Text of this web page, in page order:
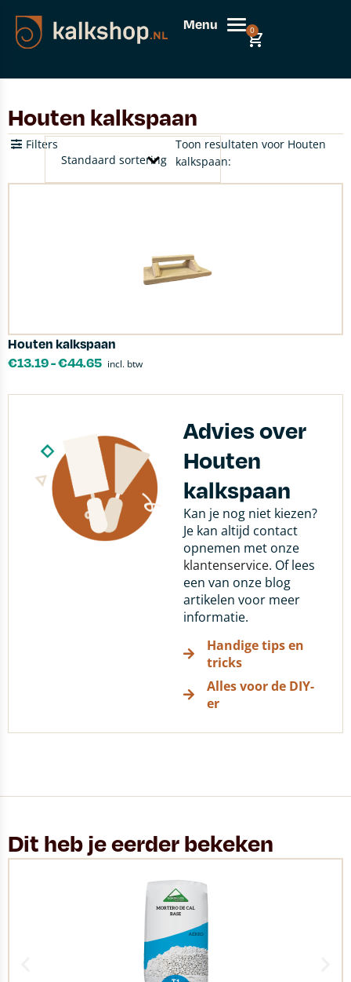
Menu 0
Houten kalkspaan
Toon resultaten voor Houten
kalkspaan:
Filters
Houten kalkspaan
€13.19-€44.65 incl. btw
Advies over
Houten
kalkspaan
Kan je nog niet kiezen?
Je kan altijd contact
opnemen met onze
klantenservice. Of lees
een van onze blog
artikelen voor meer
informatie.
Handige tips en
tricks
Alles voor de DIY-
er
Dit heb je eerder bekeken